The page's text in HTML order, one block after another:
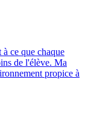
ce que chaque
de l'élève. Ma
propice à